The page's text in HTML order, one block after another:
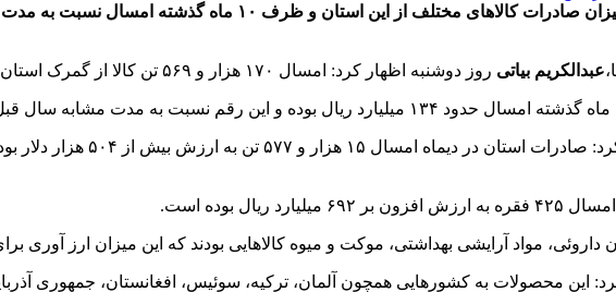
مدیرکل گمرک کهگیلویه و بویراحمد گفت: میزان صادرات
عبدالکریم بیاتی روز دوشنبه اظهار کرد: امسال ۱۷۰ هزار و ۵۶۹ تن کالا از گمرک استان صادر شده که ارزش این میزان کالا پنج میلیون و ۷۲۲هزار و ۷۴ دلار است.
بوده است.
مواد آرایشی بهداشتی، موکت و میوه کالاهایی بودند که این میزان ارز آوری
این محصولات به کشورهایی همچون آلمان، ترکیه، سوئیس، افغانستان، جمهوری